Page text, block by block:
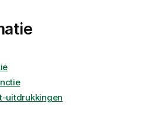
uitdrukkingen